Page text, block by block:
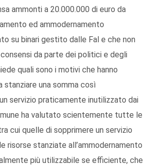
ammonti a 20.000.000 di euro da
ed ammodernamento
su binari gestito dalle Fal e che non
da parte dei politici e degli
quali sono i motivi che hanno
stanziare una somma così
servizio praticamente inutilizzato dai
ha valutato scientemente tutte le
cui quelle di sopprimere un servizio
risorse stanziate all’ammodernamento
più utilizzabile se efficiente, che